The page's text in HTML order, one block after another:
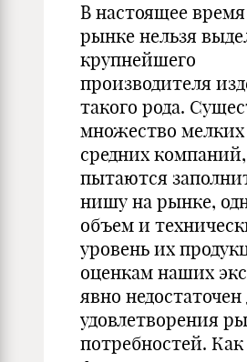
В настоящее
рынке нельзя
крупнейшего
производителя
такого рода.
множество
средних
пытаются
нишу на рынке,
объем и
уровень их
оценкам наших
явно недостаточен
удовлетворения
потребностей.